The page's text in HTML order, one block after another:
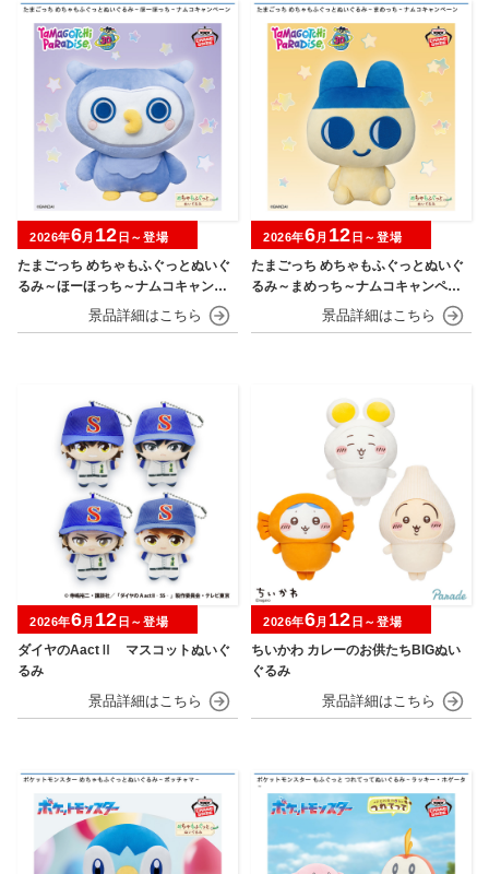
たまごっち めちゃもふぐっとぬいぐ
るみ～ほーほっち～ナムコキャンペ
2026年6月 12 日～登場
たまごっち めちゃもふぐっとぬいぐ
るみ～まめっち～ナムコキャンペー
2026年6月 12 日～登場
ダイヤのAactⅡ マスコットぬいぐ
るみ
2026年6月 12 日～登場
ちいかわ カレーのお供たちBIGぬい
ぐるみ
2026年6月 12 日～登場